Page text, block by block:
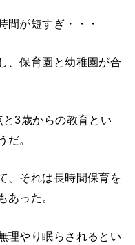
間が短すぎ・・・
、保育園と幼稚園が合
3歳からの教育とい
だ。
、それは長時間保育を
あった。
理やり眠らされるとい